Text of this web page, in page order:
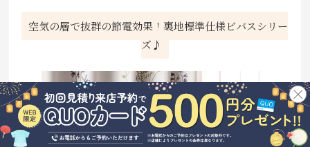
空気の層で抜群の節電効果！裏地標準仕様ビバスシリー
ズ♪